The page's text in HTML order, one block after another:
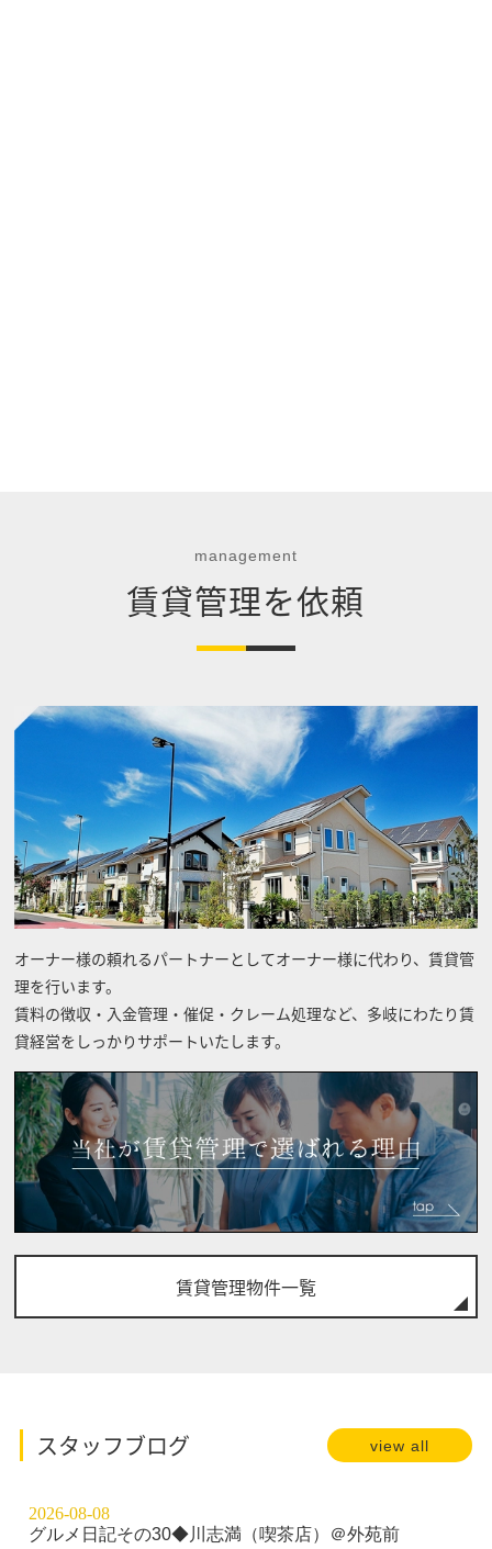
management
賃貸管理を依頼
オーナー様の頼れるパートナーとしてオーナー様に代わり、賃貸管
理を行います。
賃料の徴収・入金管理・催促・クレーム処理など、多岐にわたり賃
貸経営をしっかりサポートいたします。
賃貸管理物件一覧
スタッフブログ view all